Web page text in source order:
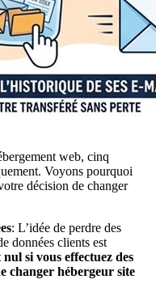
web, cinq
Voyons pourquoi
décision de changer
: L’idée de perdre des
données clients est
nul si vous effectuez des
changer hébergeur site